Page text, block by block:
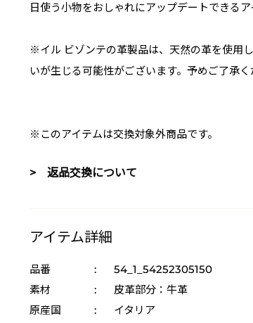
日使う小物をおしゃれにアップデートできるア
※イル ビゾンテの革製品は、天然の革を使用
いが生じる可能性がございます。予めご了承く
※このアイテムは交換対象外商品です。
> 返品交換について
アイテム詳細
品番 :
54_1_54252305150
素材
:
皮革部分：牛革
原産国
:
イタリア